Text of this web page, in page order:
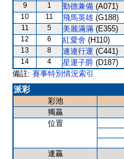
9
1 勤德兼備 (A071)
10
11 飛馬英雄 (G188)
11
5 美麗滿滿 (E355)
12
6 紅愛舍 (H110)
13
8 連連行運 (C441)
14
4 星運子爵 (D187)
備註: 賽事特別情況索引
派彩
彩池
獨贏
位置
連贏